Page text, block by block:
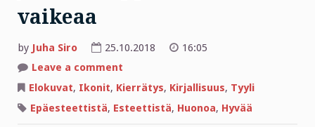
vaikeaa
by Juha Siro 25.10.2018
16:05
Leave a comment
helppo
olla
Elokuvat, Ikonit, Kierrätys, Kirjallisuus, Tyyli
Epäesteettistä, Esteettistä, Huonoa, Hyvää